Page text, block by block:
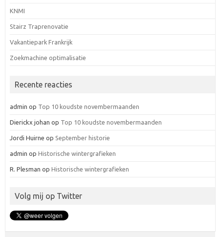
KNMI
Stairz Traprenovatie
Vakantiepark Frankrijk
Zoekmachine optimalisatie
Recente reacties
admin op Top 10 koudste novembermaanden
Dierickx johan op Top 10 koudste novembermaanden
Jordi Huirne op September historie
admin op Historische wintergrafieken
R. Plesman op Historische wintergrafieken
Volg mij op Twitter